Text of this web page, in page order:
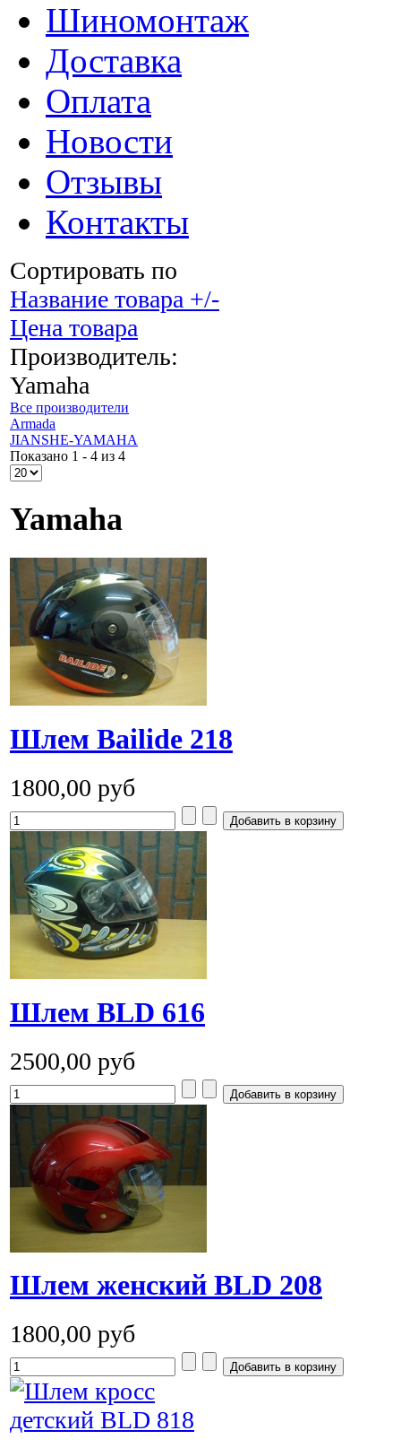
Шиномонтаж
Доставка
Оплата
Новости
Отзывы
Контакты
Сортировать по
Название товара +/-
Цена товара
Производитель:
Yamaha
Все производители
Armada
JIANSHE-YAMAHA
Показано 1 - 4 из 4
Yamaha
Шлем Bailide 218
1800,00 руб
Шлем BLD 616
2500,00 руб
Шлем женский BLD 208
1800,00 руб